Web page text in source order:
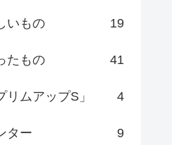
いもの 19
たもの 41
ムアップS」 4
ター 9